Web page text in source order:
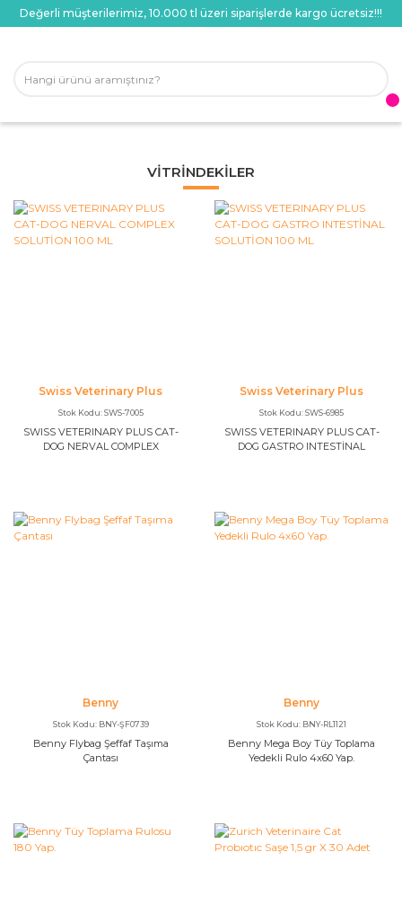
Değerli müşterilerimiz, 10.000 tl üzeri siparişlerde kargo ücretsiz!!!
VITRINDEKILER
Swiss Veterinary Plus
Stok Kodu: SWS-7005
SWISS VETERINARY PLUS CAT-
DOG NERVAL COMPLEX
Swiss Veterinary Plus
Stok Kodu: SWS-6985
SWISS VETERINARY PLUS CAT-
DOG GASTRO INTESTİNAL
Benny
Stok Kodu: BNY-ŞF0739
Benny Flybag Şeffaf Taşıma
Çantası
Benny
Stok Kodu: BNY-RL1121
Benny Mega Boy Tüy Toplama
Yedekli Rulo 4x60 Yap.